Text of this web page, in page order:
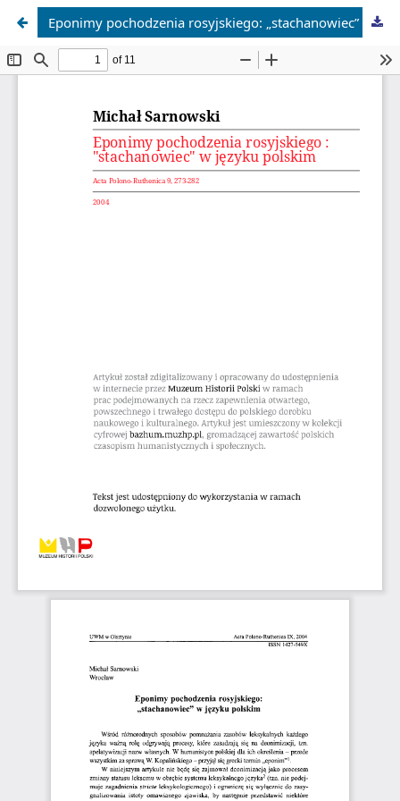
Eponimy pochodzenia rosyjskiego: „stachanowiec” w języku polskim